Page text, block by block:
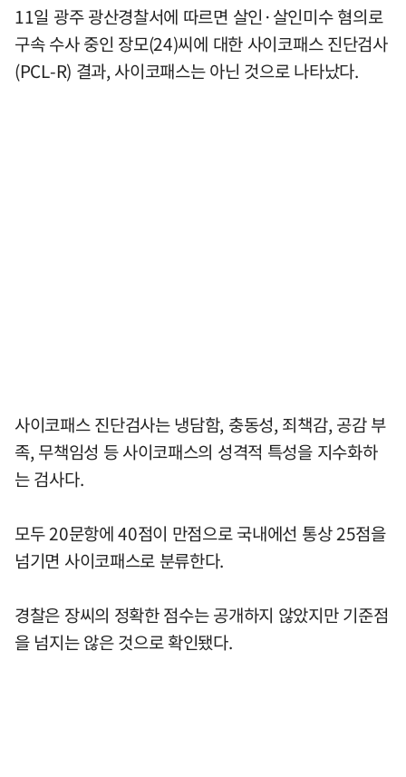
11일 광주 광산경찰서에 따르면 살인·살인미수 혐의로
구속 수사 중인 장모(24)씨에 대한 사이코패스 진단검사
(PCL-R) 결과, 사이코패스는 아닌 것으로 나타났다.
사이코패스 진단검사는 냉담함, 충동성, 죄책감, 공감 부
족, 무책임성 등 사이코패스의 성격적 특성을 지수화하
는 검사다.
모두 20문항에 40점이 만점으로 국내에선 통상 25점을
넘기면 사이코패스로 분류한다.
경찰은 장씨의 정확한 점수는 공개하지 않았지만 기준점
을 넘지는 않은 것으로 확인됐다.